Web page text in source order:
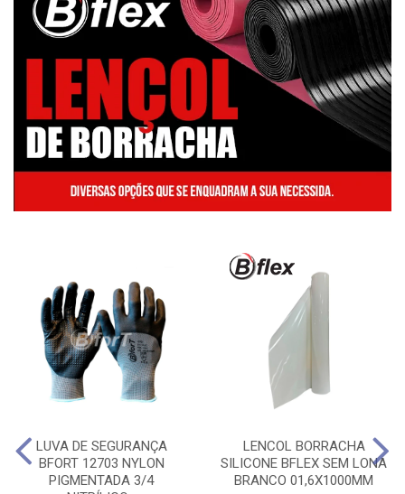
LUVA DE SEGURANÇA
BFORT 12703 NYLON
PIGMENTADA 3/4
LENCOL BORRACHA
SILICONE BFLEX SEM LONA
BRANCO 01,6X1000MM